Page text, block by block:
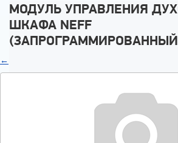
МОДУЛЬ УПРАВЛЕНИЯ
ШКАФА NEFF
←